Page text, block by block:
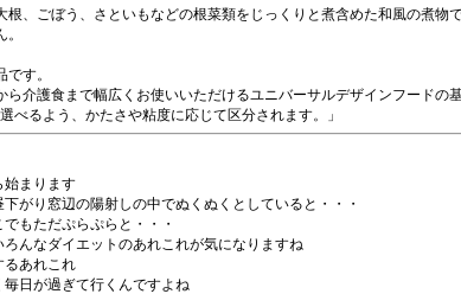
、ごぼう、さといもなどの根菜類をじっくりと煮含めた和風の煮物で
す。
介護食まで幅広くお使いいただけるユニバーサルデザインフードの
べるよう、かたさや粘度に応じて区分されます。
始まります
下がり窓辺の陽射しの中でぬくぬくとしていると・・・
でもただぷらぷらと・・・
んなダイエットのあれこれが気になりますね
るあれこれ
毎日が過ぎて行くんですよね